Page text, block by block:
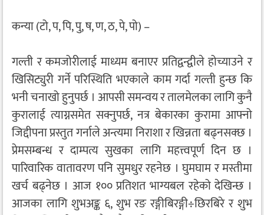
कन्या (टो, प, पि, पु, ष, ण, ठ, पे, पो) –
गल्ती र कमजोरीलाई माध्यम बनाएर प्रतिद्वन्द्वीले होच्याउने र
खिसिट्युरी गर्ने परिस्थिति भएकाले काम गर्दा गल्ती हुन्छ कि
भनी चनाखो हुनुपर्छ । आपसी समन्वय र तालमेलका लागि कुनै
कुरालाई त्याग्नसमेत सक्नुपर्छ, नत्र बेकारका कुरामा आफ्नो
जिद्दीपना प्रस्तुत गर्नाले अन्त्यमा निराशा र खिन्नता बढ्नसक्छ ।
प्रेमसम्बन्ध र दाम्पत्य सुखका लागि महत्त्वपूर्ण दिन छ ।
पारिवारिक वातावरण पनि सुमधुर रहनेछ । घुमघाम र मस्तीमा
खर्च बढ्नेछ । आज १०० प्रतिशत भाग्यबल रहेको देखिन्छ ।
आजका लागि शुभअङ्क ६, शुभ रङ रङ्गीबिरङ्गी÷छिरबिरे र शुभ